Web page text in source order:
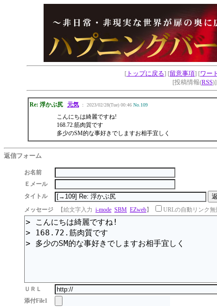
[ トップに戻る] [留意事項] [ワー
[投稿情報(RSS
Re: 浮かぶ尻 元気： 2023/02/28(Tue) 00:46 No.109
こんにちは綺麗ですね!
168.72.筋肉質です
多少のSM的な事好きでしますお相手宜しく
返信フォーム
お名前
Ｅメール
タイトル
メッセージ
【絵文字入力 i-mode SBM EZweb】 URLの自動リンク無
ＵＲＬ
添付File1